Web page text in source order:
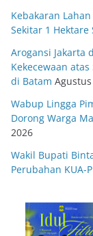
Kebakaran
Sekitar 1 Hektare
Arogansi Jakarta
Kekecewaan
di Batam
Wabup Lingga
Dorong Warga
2026
Wakil Bupati
Perubahan KUA-